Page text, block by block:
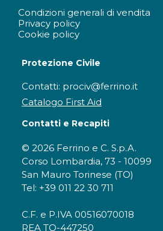
Condizioni generali di vendita
Privacy policy
Cookie policy
Protezione Civile
Contatti: prociv@ferrino.it
Catalogo First Aid
Contatti e Recapiti
© 2026 Ferrino e C. S.p.A.
Corso Lombardia, 73 - 10099
San Mauro Torinese (TO)
Tel: +39 011 22 30 711
C.F. e P.IVA 00516070018
REA TO-447250